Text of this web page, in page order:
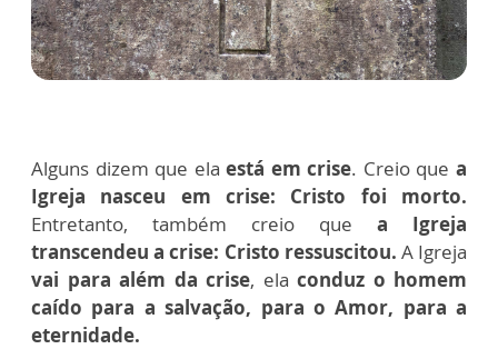
Alguns dizem que elaestá em crise. Creio quea
Igreja nasceu em crise: Cristo foi morto.
Entretanto, também creio que a Igreja
transcendeu a crise: Cristo ressuscitou. A Igreja
vai para além da crise, ela conduz o homem
caído para a salvação, para o Amor, para a
eternidade.